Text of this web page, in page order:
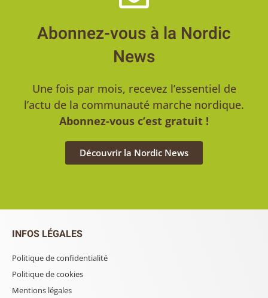
Abonnez-vous à la Nordic
News
Une fois par mois, recevez l’essentiel de
l’actu de la communauté marche nordique.
Abonnez-vous c’est gratuit !
Découvrir la Nordic News
INFOS LÉGALES
Politique de confidentialité
Politique de cookies
Mentions légales